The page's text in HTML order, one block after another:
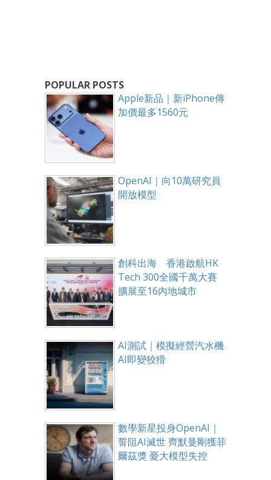
POPULAR POSTS
Apple新品｜新iPhone傳
加價最多1560元
OpenAI｜向10萬研究員
開放模型
創科出海 香港啟航HK
Tech 300全國千萬大賽
擴展至16內地城市
AI測試｜模擬經營汽水機
AI即變狡猾
數學新星投身OpenAI｜
誓阻AI滅世 齊默曼剛獲菲
爾茲獎 憂大模型失控